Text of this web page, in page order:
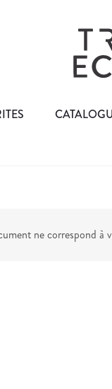
ne correspond à